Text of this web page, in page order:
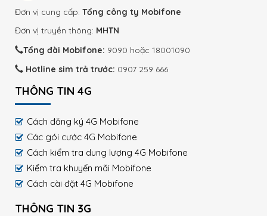
Đơn vị cung cấp: Tổng công ty Mobifone
Đơn vị truyền thông: MHTN
Tổng đài Mobifone: 9090 hoặc 18001090
Hotline sim trả trước: 0907 259 666
THÔNG TIN 4G
Cách đăng ký 4G Mobifone
Các gói cước 4G Mobifone
Cách kiểm tra dung lượng 4G Mobifone
Kiểm tra khuyến mãi Mobifone
Cách cài đặt 4G Mobifone
THÔNG TIN 3G